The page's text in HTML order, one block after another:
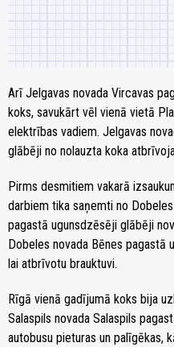
Arī Jelgavas novada Vircavas
koks, savukārt vēl vienā vietā
elektrības vadiem. Jelgavas
glābēji no nolauzta koka
Pirms desmitiem vakarā
darbiem tika saņemti no
pagastā ugunsdzēsēji glābēji
Dobeles novada Bēnes pagastā
lai atbrīvotu brauktuvi.
Rīgā vienā gadījumā koks bija
Salaspils novada Salaspils
autobusu pieturas un palīgēkas,